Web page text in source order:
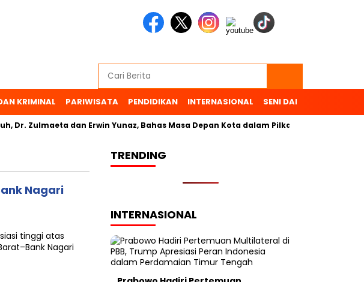
KRIMINAL PARIWISATA PENDIDIKAN INTERNASIONAL SENI DAN BUDAYA
Dr. Zulmaeta dan Erwin Yunaz, Bahas Masa Depan Kota dalam Pilkada
Nagari
tinggi atas
Nagari
TRENDING
INTERNASIONAL